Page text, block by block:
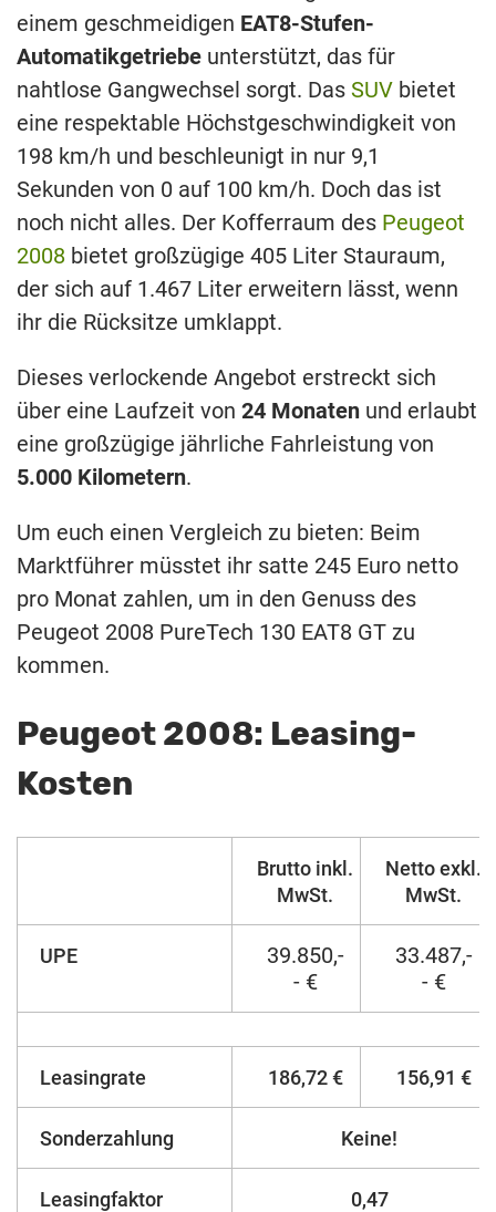
einem geschmeidigen EAT8-Stufen-
Automatikgetriebe unterstützt, das für
nahtlose Gangwechsel sorgt. Das SUV bietet
eine respektable Höchstgeschwindigkeit von
198 km/h und beschleunigt in nur 9,1
Sekunden von 0 auf 100 km/h. Doch das ist
noch nicht alles. Der Kofferraum des Peugeot
2008 bietet großzügige 405 Liter Stauraum,
der sich auf 1.467 Liter erweitern lässt, wenn
ihr die Rücksitze umklappt.
Dieses verlockende Angebot erstreckt sich
über eine Laufzeit von 24 Monaten und erlaubt
eine großzügige jährliche Fahrleistung von
5.000 Kilometern.
Um euch einen Vergleich zu bieten: Beim
Marktführer müsstet ihr satte 245 Euro netto
pro Monat zahlen, um in den Genuss des
Peugeot 2008 PureTech 130 EAT8 GT zu
kommen.
Peugeot 2008: Leasing-
Kosten
Brutto inkl.
MwSt.
Netto exkl.
MwSt.
UPE
39.850,-
- €
33.487,-
- €
Leasingrate 186,72 € 156,91 €
Sonderzahlung Keine!
Leasingfaktor 0,47